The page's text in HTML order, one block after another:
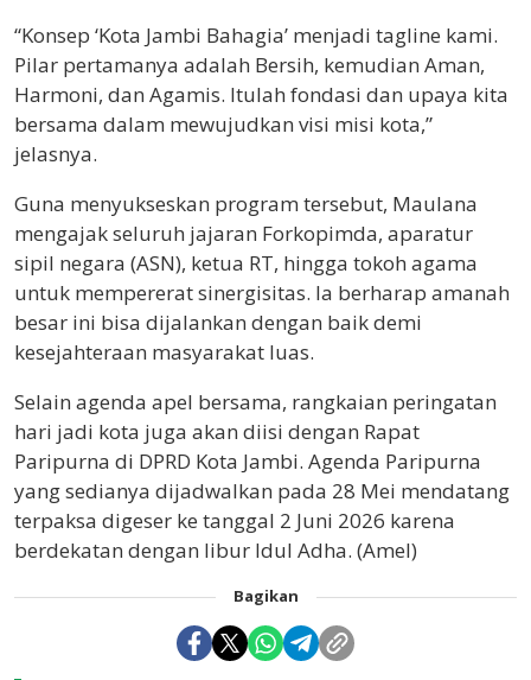
“Konsep ‘Kota Jambi Bahagia’ menjadi tagline kami.
Pilar pertamanya adalah Bersih, kemudian Aman,
Harmoni, dan Agamis. Itulah fondasi dan upaya kita
bersama dalam mewujudkan visi misi kota,”
jelasnya.
Guna menyukseskan program tersebut, Maulana
mengajak seluruh jajaran Forkopimda, aparatur
sipil negara (ASN), ketua RT, hingga tokoh agama
untuk mempererat sinergisitas. Ia berharap amanah
besar ini bisa dijalankan dengan baik demi
kesejahteraan masyarakat luas.
Selain agenda apel bersama, rangkaian peringatan
hari jadi kota juga akan diisi dengan Rapat
Paripurna di DPRD Kota Jambi. Agenda Paripurna
yang sedianya dijadwalkan pada 28 Mei mendatang
terpaksa digeser ke tanggal 2 Juni 2026 karena
berdekatan dengan libur Idul Adha. (Amel)
Bagikan